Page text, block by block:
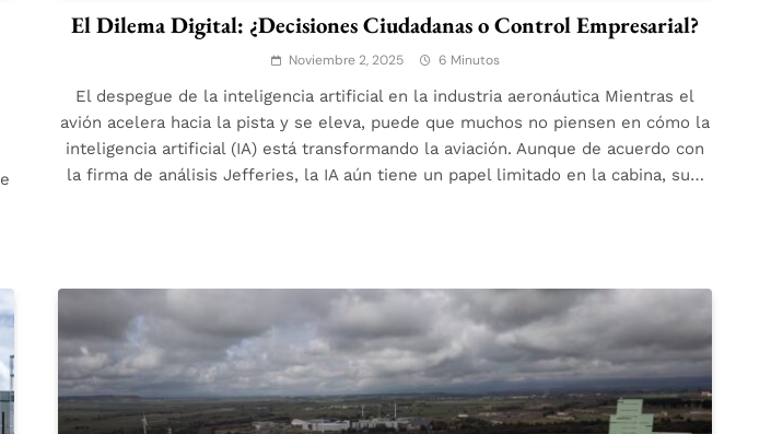
El Dilema Digital: ¿Decisiones Ciudadanas o Control Empresarial?
Noviembre 2, 2025 6 Minutos
El despegue de la inteligencia artificial en la industria aeronáutica Mientras el
avión acelera hacia la pista y se eleva, puede que muchos no piensen en cómo la
inteligencia artificial (IA) está transformando la aviación. Aunque de acuerdo con
la firma de análisis Jefferies, la IA aún tiene un papel limitado en la cabina, su…